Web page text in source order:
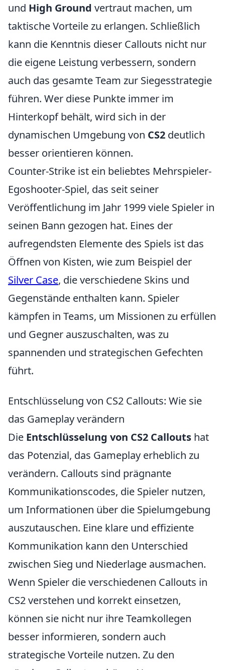
und High Ground vertraut machen, um
taktische Vorteile zu erlangen. Schließlich
kann die Kenntnis dieser Callouts nicht nur
die eigene Leistung verbessern, sondern
auch das gesamte Team zur Siegesstrategie
führen. Wer diese Punkte immer im
Hinterkopf behält, wird sich in der
dynamischen Umgebung von CS2 deutlich
besser orientieren können.
Counter-Strike ist ein beliebtes Mehrspieler-
Egoshooter-Spiel, das seit seiner
Veröffentlichung im Jahr 1999 viele Spieler in
seinen Bann gezogen hat. Eines der
aufregendsten Elemente des Spiels ist das
Öffnen von Kisten, wie zum Beispiel der
Silver Case, die verschiedene Skins und
Gegenstände enthalten kann. Spieler
kämpfen in Teams, um Missionen zu erfüllen
und Gegner auszuschalten, was zu
spannenden und strategischen Gefechten
führt.
Entschlüsselung von CS2 Callouts: Wie sie
das Gameplay verändern
Die Entschlüsselung von CS2 Callouts hat
das Potenzial, das Gameplay erheblich zu
verändern. Callouts sind prägnante
Kommunikationscodes, die Spieler nutzen,
um Informationen über die Spielumgebung
auszutauschen. Eine klare und effiziente
Kommunikation kann den Unterschied
zwischen Sieg und Niederlage ausmachen.
Wenn Spieler die verschiedenen Callouts in
CS2 verstehen und korrekt einsetzen,
können sie nicht nur ihre Teamkollegen
besser informieren, sondern auch
strategische Vorteile nutzen. Zu den